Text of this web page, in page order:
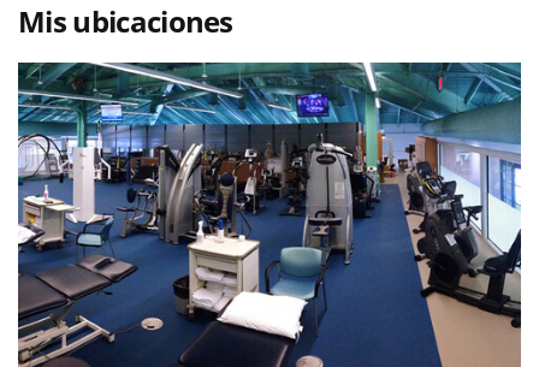
Mis ubicaciones